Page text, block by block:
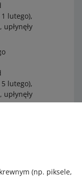
(np. piksele,
lutego),
lutego),